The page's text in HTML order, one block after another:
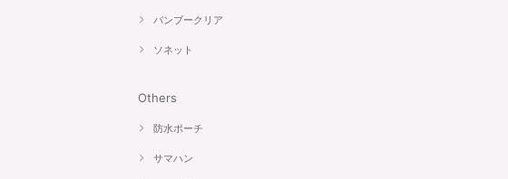
バンブークリア
ソネット
Others
防水ポーチ
サマハン